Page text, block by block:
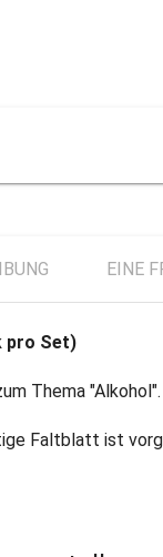
EINE
pro Set)
Thema
Faltblatt ist